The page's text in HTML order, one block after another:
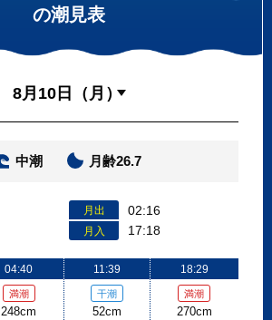
の潮見表
中潮 月齢26.7
月出 02:16
月入 17:18
04:40
満潮
248cm
11:39
干潮
52cm
18:29
満潮
270cm